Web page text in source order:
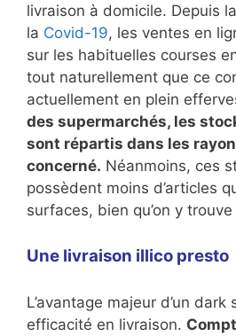
livraison à domicile. Depuis
la Covid-19, les ventes en
sur les habituelles courses
tout naturellement que ce
actuellement en plein
des supermarchés, les
sont répartis dans les
concerné. Néanmoins, ces
possèdent moins d’articles
surfaces, bien qu’on y
Une livraison illico presto
L’avantage majeur d’un dark
efficacité en livraison.